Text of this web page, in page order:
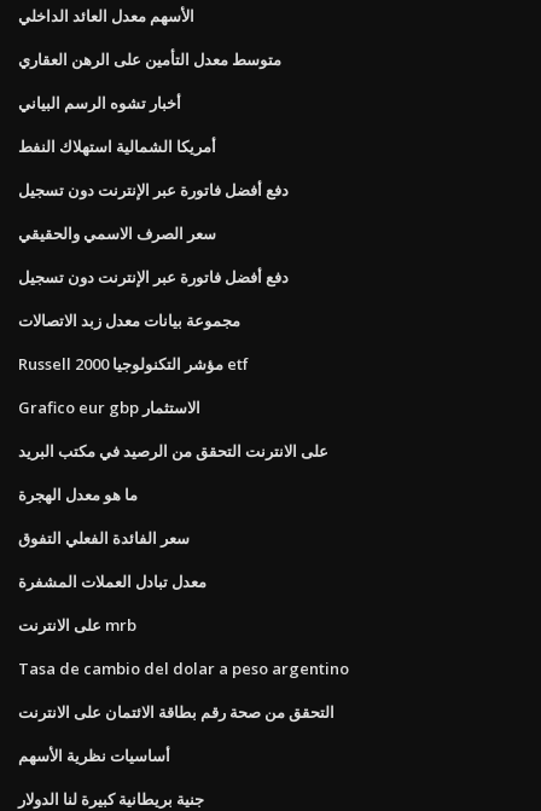
الأسهم معدل العائد الداخلي
متوسط ​​معدل التأمين على الرهن العقاري
أخبار تشوه الرسم البياني
أمريكا الشمالية استهلاك النفط
دفع أفضل فاتورة عبر الإنترنت دون تسجيل
سعر الصرف الاسمي والحقيقي
دفع أفضل فاتورة عبر الإنترنت دون تسجيل
مجموعة بيانات معدل زبد الاتصالات
Russell 2000 مؤشر التكنولوجيا etf
Grafico eur gbp الاستثمار
على الانترنت التحقق من الرصيد في مكتب البريد
ما هو معدل الهجرة
سعر الفائدة الفعلي التفوق
معدل تبادل العملات المشفرة
على الانترنت mrb
Tasa de cambio del dolar a peso argentino
التحقق من صحة رقم بطاقة الائتمان على الانترنت
أساسيات نظرية الأسهم
جنية بريطانية كبيرة لنا الدولار